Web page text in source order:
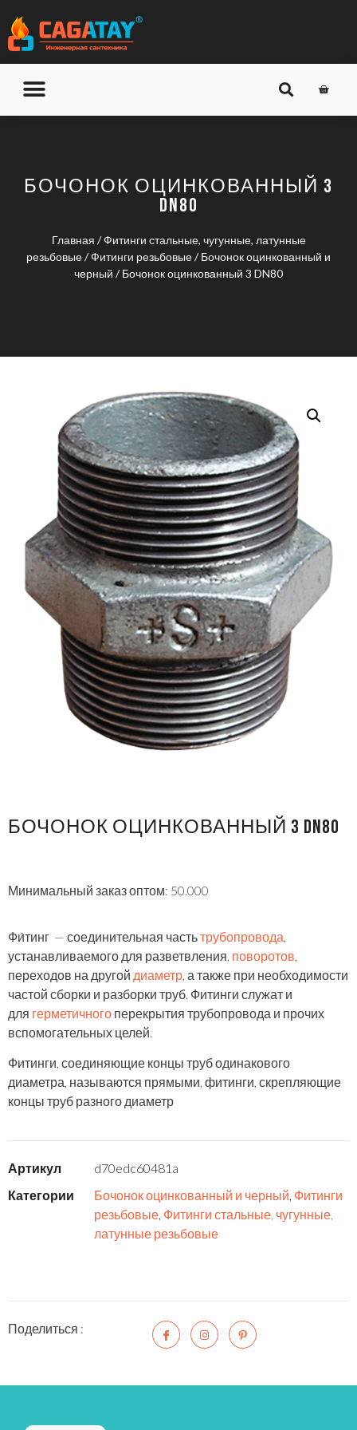
БОЧОНОК ОЦИНКОВАННЫЙ 3
DN80
Главная /Фитинги стальные, чугунные, латунные
резьбовые/Фитинги резьбовые/Бочонок оцинкованный и
черный / Бочонок оцинкованный 3 DN80
БОЧОНОК ОЦИНКОВАННЫЙ 3 DN80
Минимальный заказ оптом: 50.000
Фи́тинг — соединительная частьтрубопровода,
устанавливаемого для разветвления, поворотов,
переходов на другой диаметр, а также при необходимости
частой сборки и разборки труб. Фитинги служат и
для герметичного перекрытия трубопровода и прочих
вспомогательных целей.
Фитинги, соединяющие концы труб одинакового
диаметра, называются прямыми, фитинги, скрепляющие
концы труб разного диаметр
Артикул
d70edc60481a
Категории
Бочонок оцинкованный и черный, Фитинги
резьбовые, Фитинги стальные, чугунные,
латунные резьбовые
Поделиться :